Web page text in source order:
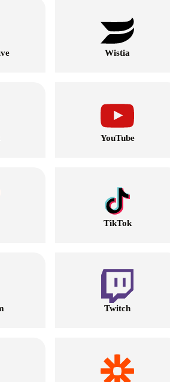
Wistia
YouTube
TikTok
Twitch